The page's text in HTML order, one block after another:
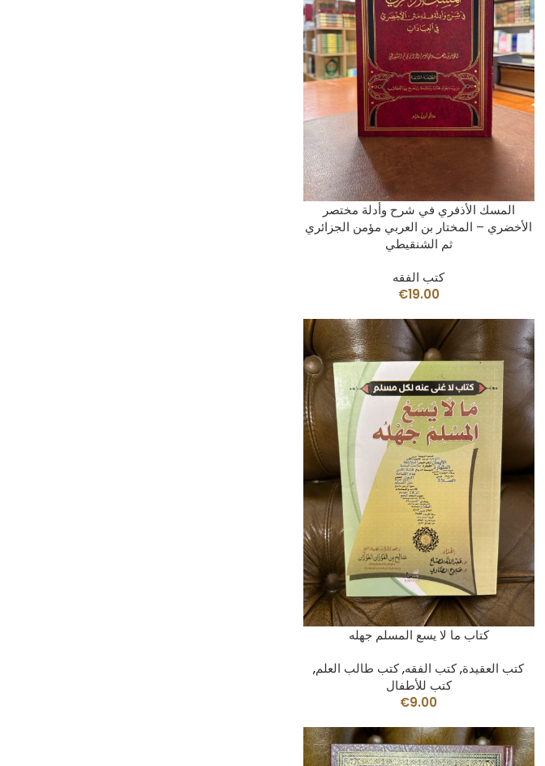
AÑADIR AL CARRITO
المسك الأذفري في شرح وأدلة مختصر
الأخضري – المختار بن العربي مؤمن الجزائري
ثم الشنقيطي
كتب الفقه
€19.00
AÑADIR AL CARRITO
كتاب ما لا يسع المسلم جهله
كتب العقيدة,كتب الفقه,كتب طالب العلم,
كتب للأطفال
€9.00